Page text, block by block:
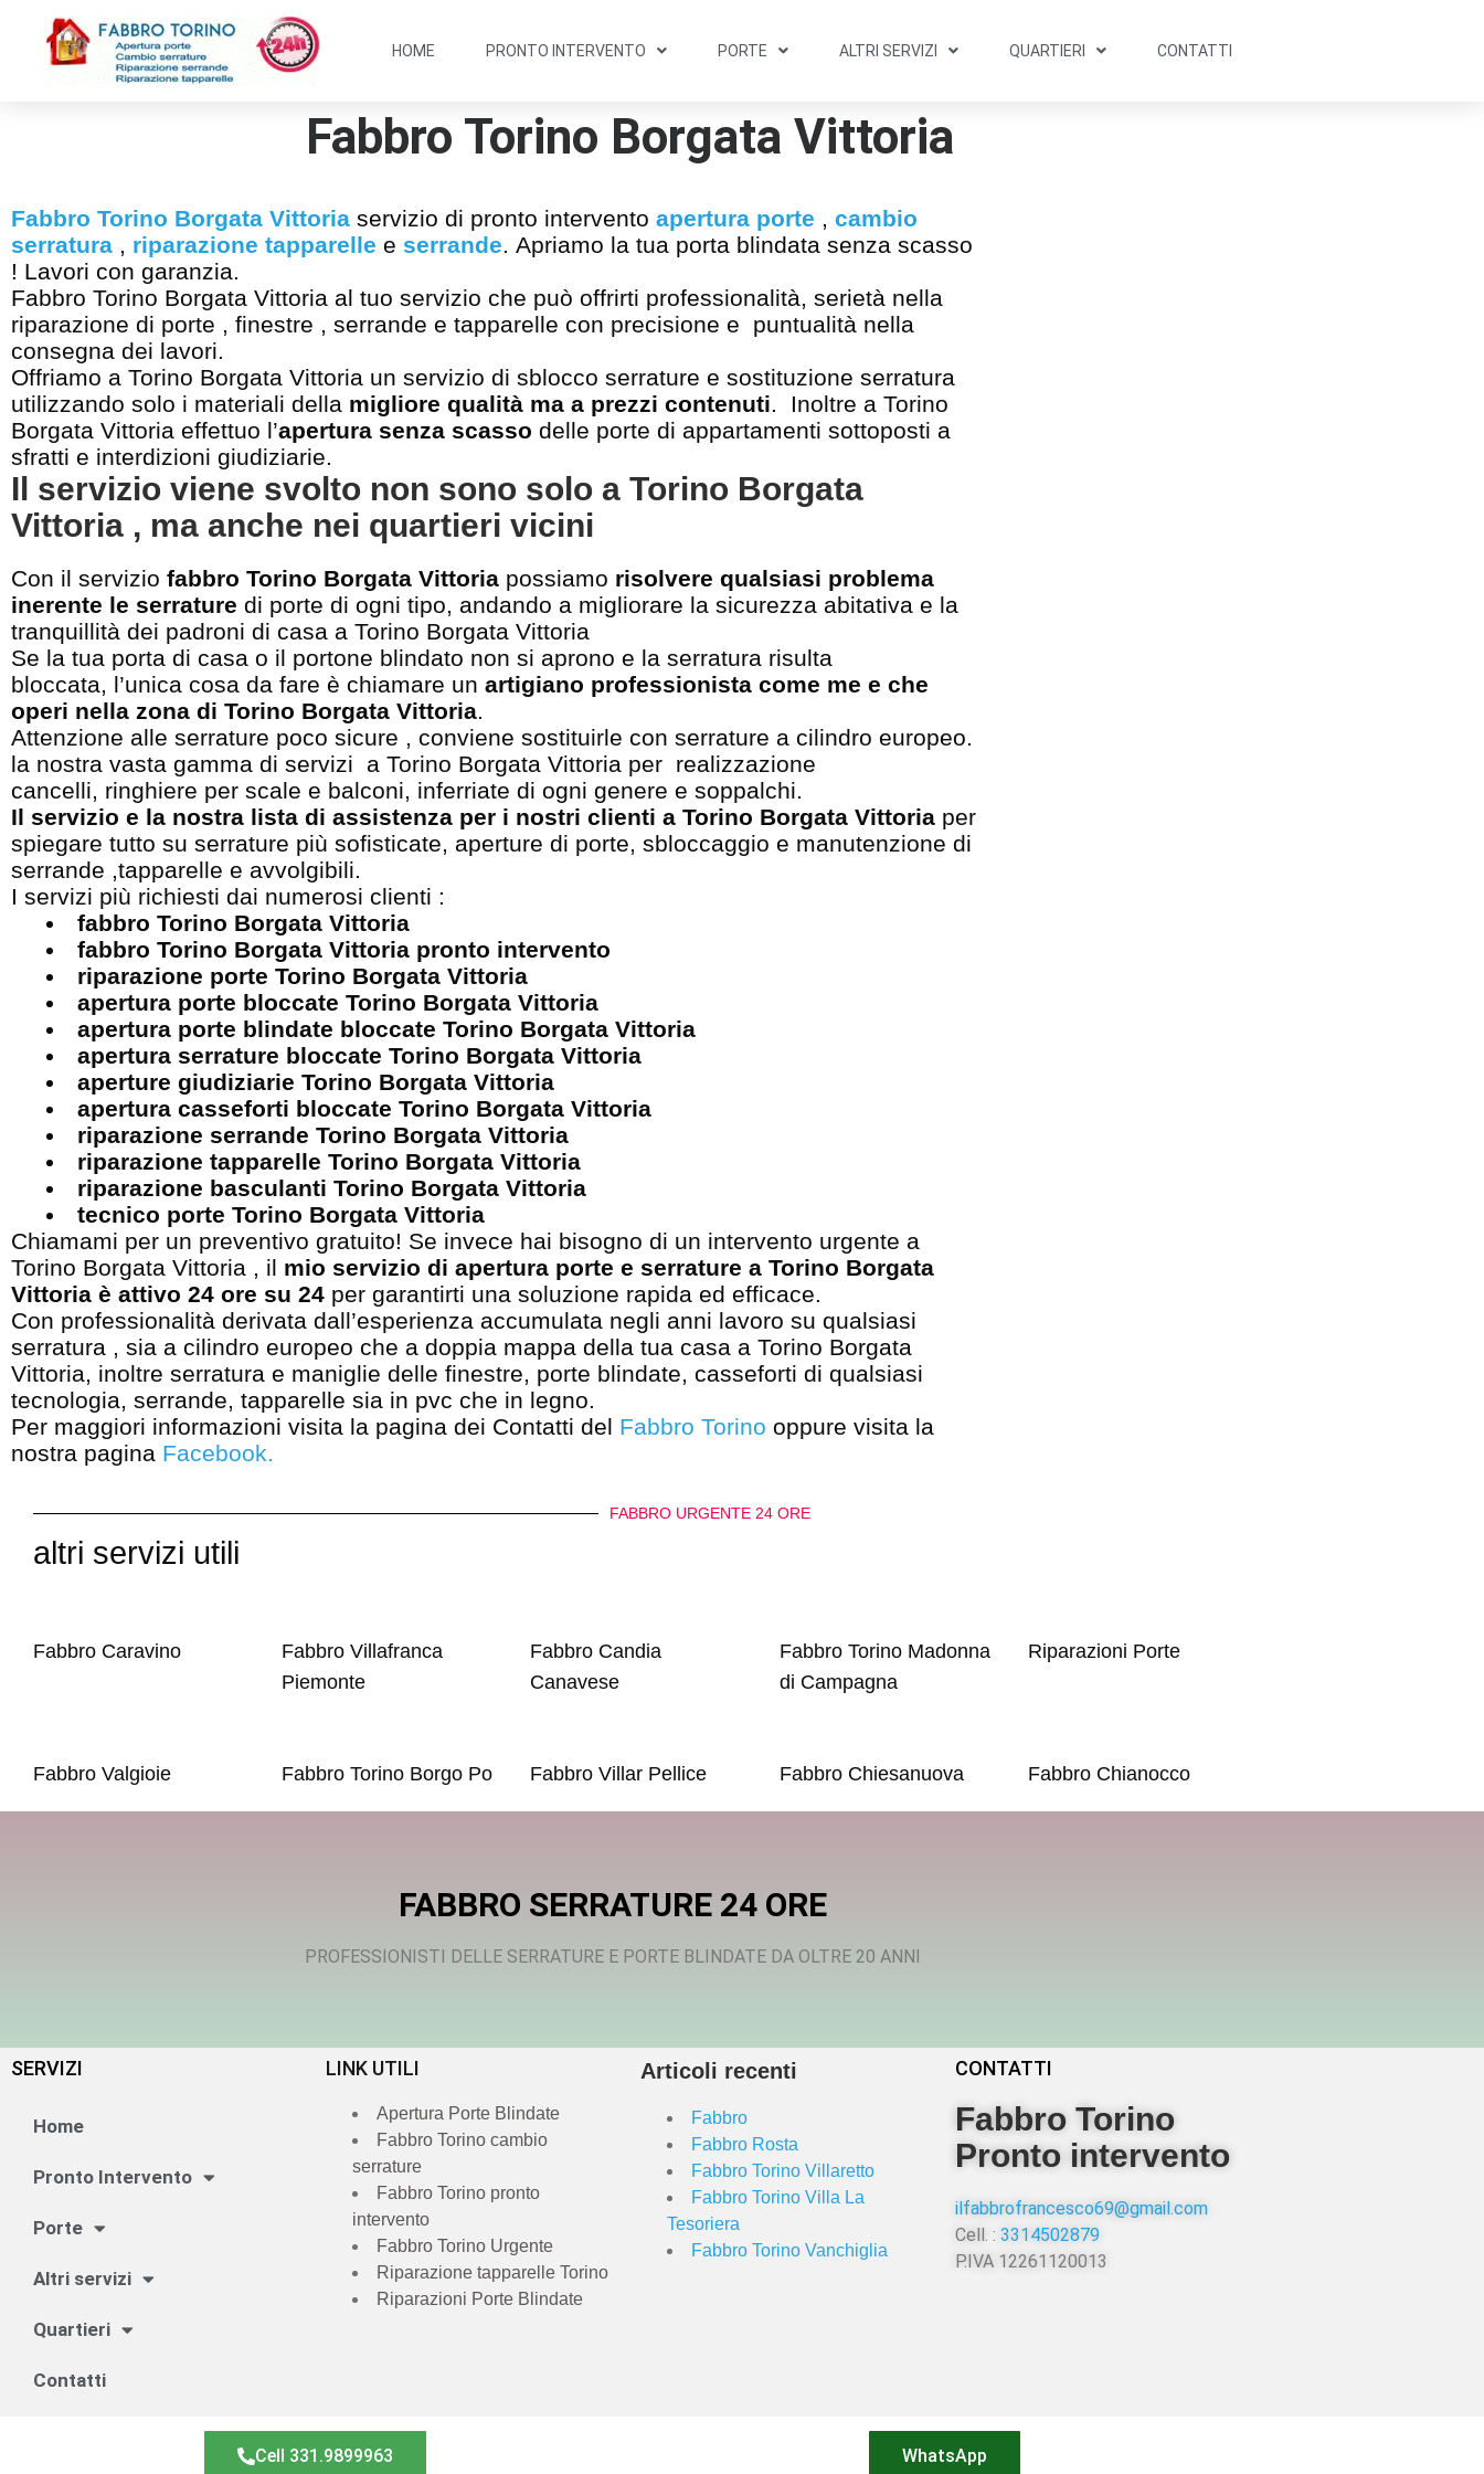
HOME PRONTO INTERVENTO PORTE ALTRI SERVIZI QUARTIERI CONTATTI
Fabbro Torino Borgata Vittoria
Fabbro Torino Borgata Vittoria servizio di pronto intervento apertura porte , cambio
serratura , riparazione tapparelle e serrande. Apriamo la tua porta blindata senza scasso
! Lavori con garanzia.
Fabbro Torino Borgata Vittoria al tuo servizio che può offrirti professionalità, serietà nella
riparazione di porte , finestre , serrande e tapparelle con precisione e puntualità nella
consegna dei lavori.
Offriamo a Torino Borgata Vittoria un servizio di sblocco serrature e sostituzione serratura
utilizzando solo i materiali della migliore qualità ma a prezzi contenuti. Inoltre a Torino
Borgata Vittoria effettuo l’apertura senza scasso delle porte di appartamenti sottoposti a
sfratti e interdizioni giudiziarie.
Il servizio viene svolto non sono solo a Torino Borgata
Vittoria , ma anche nei quartieri vicini
Con il servizio fabbro Torino Borgata Vittoria possiamo risolvere qualsiasi problema
inerente le serrature di porte di ogni tipo, andando a migliorare la sicurezza abitativa e la
tranquillità dei padroni di casa a Torino Borgata Vittoria
Se la tua porta di casa o il portone blindato non si aprono e la serratura risulta
bloccata, l’unica cosa da fare è chiamare un artigiano professionista come me e che
operi nella zona di Torino Borgata Vittoria.
Attenzione alle serrature poco sicure , conviene sostituirle con serrature a cilindro europeo.
la nostra vasta gamma di servizi a Torino Borgata Vittoria per realizzazione
cancelli, ringhiere per scale e balconi, inferriate di ogni genere e soppalchi.
Il servizio e la nostra lista di assistenza per i nostri clienti a Torino Borgata Vittoria per
spiegare tutto su serrature più sofisticate, aperture di porte, sbloccaggio e manutenzione di
serrande ,tapparelle e avvolgibili.
I servizi più richiesti dai numerosi clienti :
fabbro Torino Borgata Vittoria
fabbro Torino Borgata Vittoria pronto intervento
riparazione porte Torino Borgata Vittoria
apertura porte bloccate Torino Borgata Vittoria
apertura porte blindate bloccate Torino Borgata Vittoria
apertura serrature bloccate Torino Borgata Vittoria
aperture giudiziarie Torino Borgata Vittoria
apertura casseforti bloccate Torino Borgata Vittoria
riparazione serrande Torino Borgata Vittoria
riparazione tapparelle Torino Borgata Vittoria
riparazione basculanti Torino Borgata Vittoria
tecnico porte Torino Borgata Vittoria
Chiamami per un preventivo gratuito! Se invece hai bisogno di un intervento urgente a
Torino Borgata Vittoria , il mio servizio di apertura porte e serrature a Torino Borgata
Vittoria è attivo 24 ore su 24 per garantirti una soluzione rapida ed efficace.
Con professionalità derivata dall’esperienza accumulata negli anni lavoro su qualsiasi
serratura , sia a cilindro europeo che a doppia mappa della tua casa a Torino Borgata
Vittoria, inoltre serratura e maniglie delle finestre, porte blindate, casseforti di qualsiasi
tecnologia, serrande, tapparelle sia in pvc che in legno.
Per maggiori informazioni visita la pagina dei Contatti del Fabbro Torino oppure visita la
nostra pagina Facebook.
FABBRO URGENTE 24 ORE
altri servizi utili
Fabbro Caravino
Fabbro Villafranca
Piemonte
Fabbro Candia
Canavese
Fabbro Torino Madonna
di Campagna
Riparazioni Porte
Fabbro Valgioie Fabbro Torino Borgo Po Fabbro Villar Pellice Fabbro Chiesanuova Fabbro Chianocco
FABBRO SERRATURE 24 ORE
PROFESSIONISTI DELLE SERRATURE E PORTE BLINDATE DA OLTRE 20 ANNI
SERVIZI
Home
Pronto Intervento
Porte
Altri servizi
Quartieri
Contatti
LINK UTILI
Apertura Porte Blindate
Fabbro Torino cambio
serrature
Fabbro Torino pronto
intervento
Fabbro Torino Urgente
Riparazione tapparelle Torino
Riparazioni Porte Blindate
Articoli recenti
Fabbro
Fabbro Rosta
Fabbro Torino Villaretto
Fabbro Torino Villa La
Tesoriera
Fabbro Torino Vanchiglia
CONTATTI
Fabbro Torino
Pronto intervento
ilfabbrofrancesco69@gmail.com
Cell. : 3314502879
P.IVA 12261120013
Cell 331.9899963 WhatsApp